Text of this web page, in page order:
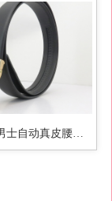
头层纳帕男士自动真皮腰带博兰朵皮具老渔夫品牌皮带